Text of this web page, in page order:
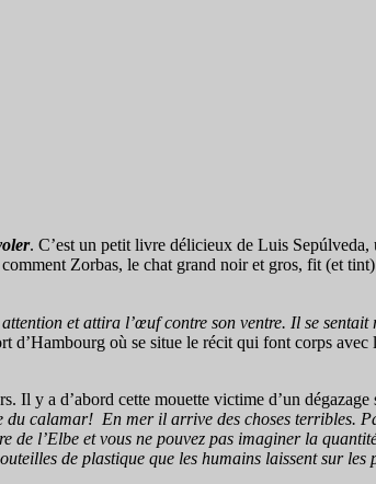
. C’est un petit livre délicieux de Luis
Zorbas, le chat grand noir et gros, fit (et
et attira l’œuf contre son ventre. Il se sentait
d’Hambourg où se situe le récit qui font corps avec
Il y a d’abord cette mouette victime d’un dégazage
du calamar! En mer il arrive des choses terribles.
de l’Elbe et vous ne pouvez pas imaginer la
de plastique que les humains laissent sur les